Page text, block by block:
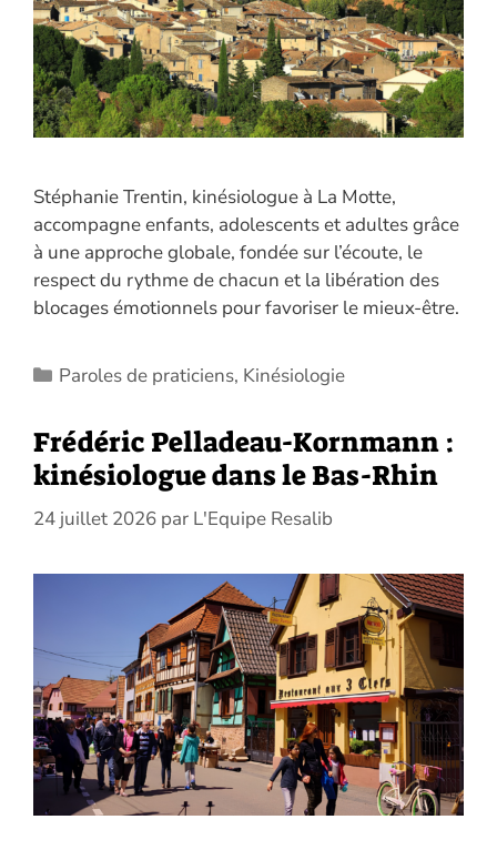
Stéphanie Trentin, kinésiologue à La Motte,
accompagne enfants, adolescents et adultes grâce
à une approche globale, fondée sur l’écoute, le
respect du rythme de chacun et la libération des
blocages émotionnels pour favoriser le mieux-être.
Catégories
Paroles de praticiens, Kinésiologie
Frédéric Pelladeau-Kornmann :
kinésiologue dans le Bas-Rhin
24 juillet 2026 par L'Equipe Resalib